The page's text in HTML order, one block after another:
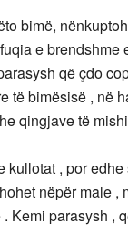
bimë,
e brendshme
që çdo
të bimësisë , në
qingjave të
kullotat , por
nëpër male ,
Kemi parasysh ,